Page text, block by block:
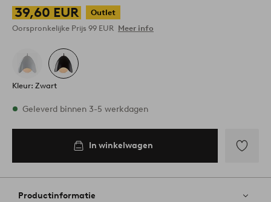
39,60 EUR
Outlet
Oorspronkelijke Prijs 99 EUR Meer info
Kleur: Zwart
Op voorraad
Geleverd binnen 3-5 werkdagen
In winkelwagen
aan
Productinformatie